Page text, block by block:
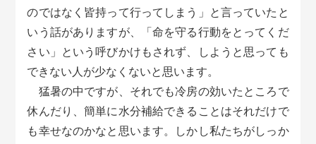
のではなく皆持って行ってしまう」と言っていたと
いう話がありますが、「命を守る行動をとってくだ
さい」という呼びかけもされず、しようと思っても
できない人が少なくないと思います。
猛暑の中ですが、それでも冷房の効いたところで
休んだり、簡単に水分補給できることはそれだけで
も幸せなのかなと思います。しかし私たちがしっか